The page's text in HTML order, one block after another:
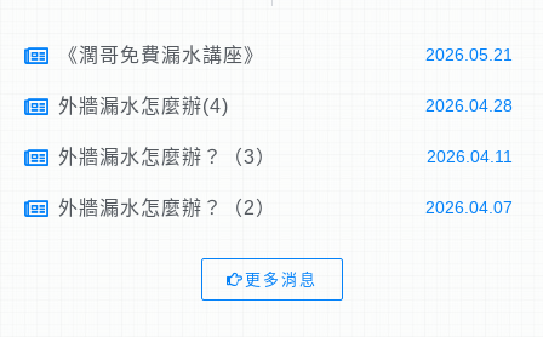
《濶哥免費漏水講座》 2026.05.21
外牆漏水怎麼辦(4) 2026.04.28
外牆漏水怎麼辦？（3） 2026.04.11
外牆漏水怎麼辦？（2） 2026.04.07
更多消息